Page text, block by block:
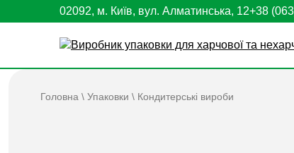
02092, м. Київ, вул. Алматинська, 12+38
Головна \ Упаковки \ Кондитерські вироби